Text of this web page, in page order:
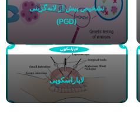
تشخیص پیش از لانه‌گزینی
(PGD)
لاپاراسکوپی